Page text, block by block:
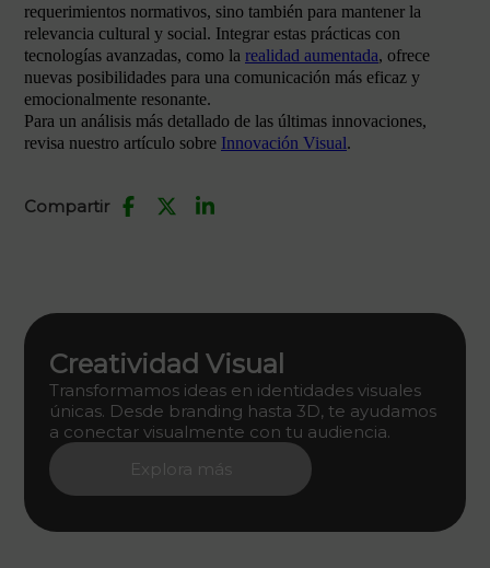
requerimientos normativos, sino también para mantener la
relevancia cultural y social. Integrar estas prácticas con
tecnologías avanzadas, como la realidad aumentada, ofrece
nuevas posibilidades para una comunicación más eficaz y
emocionalmente resonante.
Para un análisis más detallado de las últimas innovaciones,
revisa nuestro artículo sobre Innovación Visual.
Compartir
Creatividad Visual
Transformamos ideas en identidades visuales
únicas. Desde branding hasta 3D, te ayudamos
a conectar visualmente con tu audiencia.
Explora más